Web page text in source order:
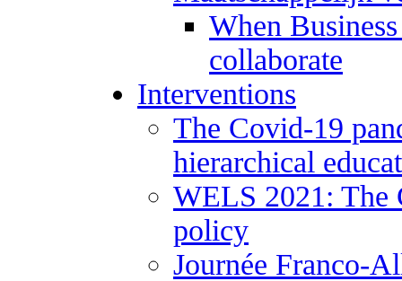
When
collaborate
Interventions
The Covid-19
hierarchical
WELS 2021: The
policy
Journée Franco-